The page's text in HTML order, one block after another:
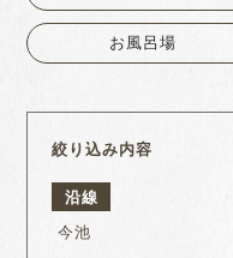
お風呂場
絞り込み内容
沿線
今池